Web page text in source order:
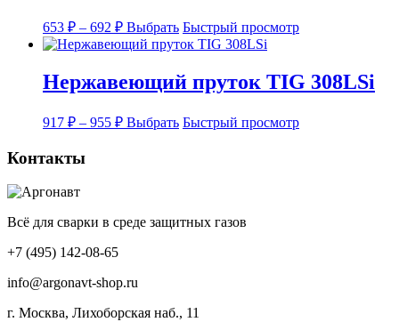
653 ₽ – 692 ₽Диапазон
цен:
692 ₽
Выбрать Этот
товар
имеет
несколько
вариаций.
можно
Быстрый просмотр
Нержавеющий пруток TIG 308LSi
917 ₽ – 955 ₽Диапазон
Выбрать Этот
товар
выбрать
Быстрый просмотр
Контакты
Всё для сварки в среде защитных газов
+7 (495) 142-08-65
info@argonavt-shop.ru
г. Москва, Лихоборская наб., 11